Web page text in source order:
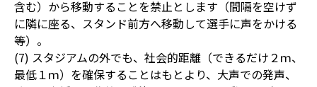
含む）から移動することを禁止とします（間隔を空けず
に隣に座る、スタンド前方へ移動して選手に声をかける
等）。
(7) スタジアムの外でも、社会的距離（できるだけ２ｍ、
最低１ｍ）を確保することはもとより、大声での発声、